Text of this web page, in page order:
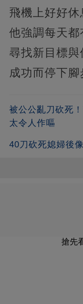
飛機上好好休
他強調每天
尋找新目標
成功而停下腳
被公公亂刀砍死
太令人作嘔
40刀砍死媳婦後
搶先